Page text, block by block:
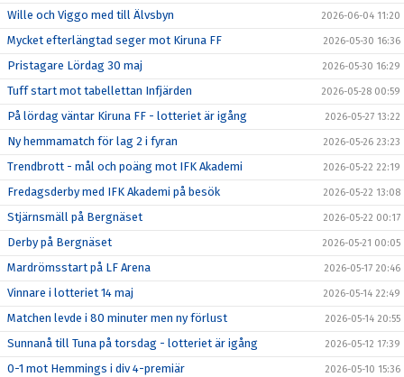
Wille och Viggo med till Älvsbyn 2026-06-04 11:20
Mycket efterlängtad seger mot Kiruna FF 2026-05-30 16:36
Pristagare Lördag 30 maj 2026-05-30 16:29
Tuff start mot tabellettan Infjärden 2026-05-28 00:59
På lördag väntar Kiruna FF - lotteriet är igång 2026-05-27 13:22
Ny hemmamatch för lag 2 i fyran 2026-05-26 23:23
Trendbrott - mål och poäng mot IFK Akademi 2026-05-22 22:19
Fredagsderby med IFK Akademi på besök 2026-05-22 13:08
Stjärnsmäll på Bergnäset 2026-05-22 00:17
Derby på Bergnäset 2026-05-21 00:05
Mardrömsstart på LF Arena 2026-05-17 20:46
Vinnare i lotteriet 14 maj 2026-05-14 22:49
Matchen levde i 80 minuter men ny förlust 2026-05-14 20:55
Sunnanå till Tuna på torsdag - lotteriet är igång 2026-05-12 17:39
0-1 mot Hemmings i div 4-premiär 2026-05-10 15:36